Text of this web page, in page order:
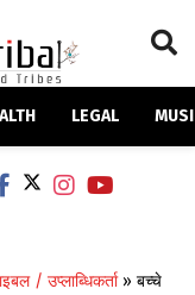
LEGAL
/ उप्लाब्धिकर्ता» बच्चे